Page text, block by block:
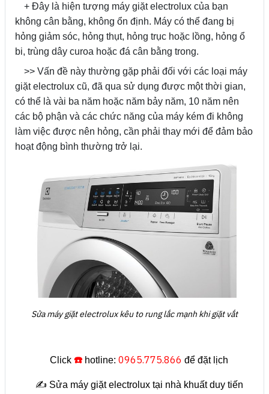
+ Đây là hiện tượng máy giặt electrolux của bạn
không cân bằng, không ổn định. Máy có thể đang bị
hỏng giảm sóc, hỏng thụt, hỏng trục hoặc lồng, hỏng ổ
bi, trùng dây curoa hoặc đá cân bằng trong.
>> Vấn đề này thường gặp phải đối với các loại máy
giặt electrolux cũ, đã qua sử dụng được một thời gian,
có thể là vài ba năm hoặc năm bảy năm, 10 năm nên
các bộ phận và các chức năng của máy kém đi không
làm việc được nên hỏng, cần phải thay mới để đảm bảo
hoạt động bình thường trở lại.
Sửa máy giặt electrolux kêu to rung lắc mạnh khi giặt vắt
Click ☎️ hotline: 0965.775.866 để đặt lịch
✍️ Sửa máy giặt electrolux tại nhà khuất duy tiến